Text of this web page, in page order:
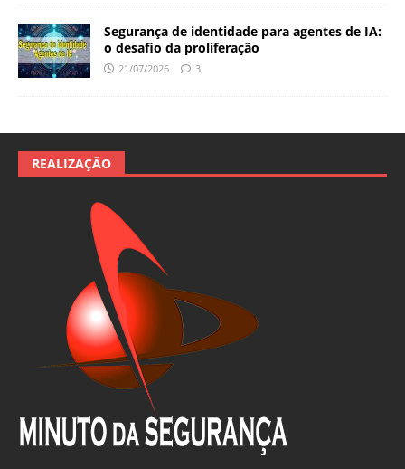
Segurança de identidade para agentes de IA:
o desafio da proliferação
21/07/2026 3
REALIZAÇÃO